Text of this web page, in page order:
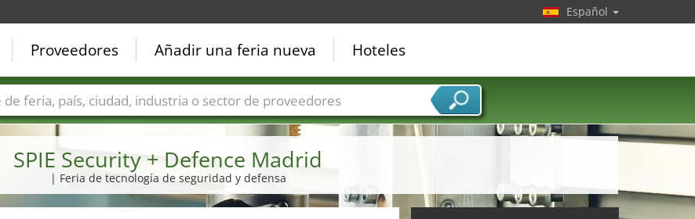
SPIE Security + Defence Madrid
| Feria de tecnología de seguridad y defensa
Español
Proveedores Añadir una feria nueva Hoteles
Países Ciudades Sectores de ferias Sectores de proveedor de servicios